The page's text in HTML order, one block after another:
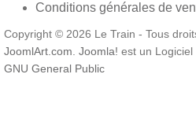
Conditions générales de
Copyright © 2026 Le Train - Tous
JoomlArt.com. Joomla! est un Logiciel
GNU General Public